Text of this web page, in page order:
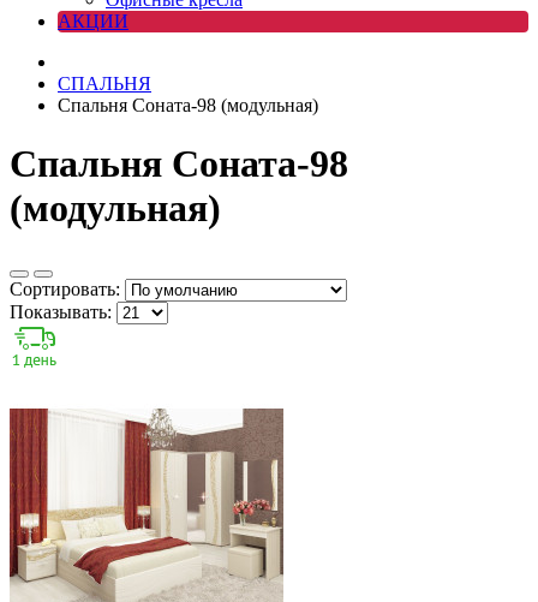
АКЦИИ
СПАЛЬНЯ
Спальня Соната-98 (модульная)
Спальня Соната-98
(модульная)
Сортировать:
Показывать: